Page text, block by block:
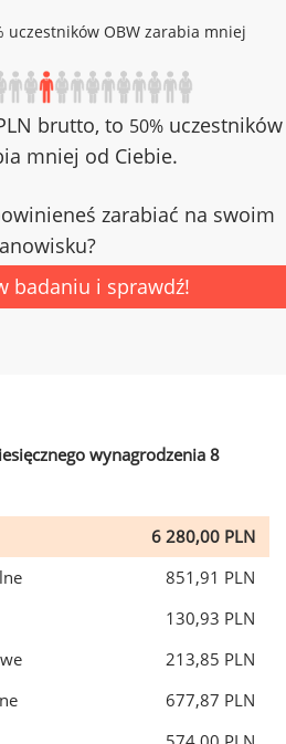
uczestników OBW zarabia mniej
brutto, to 50% uczestników
mniej od Ciebie.
zarabiać na swoim
badaniu i sprawdź!
wynagrodzenia 8
6 280,00 PLN
851,91 PLN
130,93 PLN
213,85 PLN
677,87 PLN